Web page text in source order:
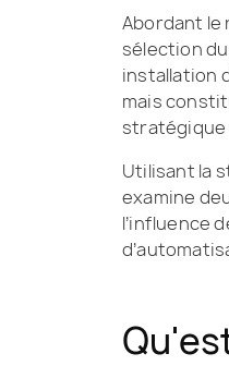
Abordant le
sélection
installation
mais
stratégique
Utilisant la
examine
l’influence